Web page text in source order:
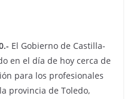
El Gobierno de Castilla-
en el día de hoy cerca de
para los profesionales
provincia de Toledo,